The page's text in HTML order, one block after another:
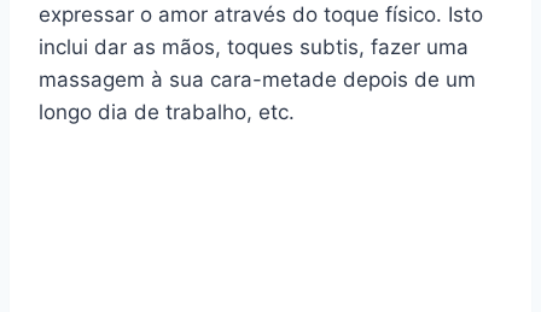
expressar o amor através do toque físico. Isto
inclui dar as mãos, toques subtis, fazer uma
massagem à sua cara-metade depois de um
longo dia de trabalho, etc.